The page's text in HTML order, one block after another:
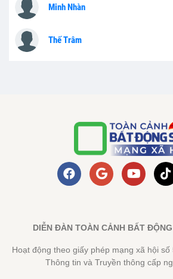
Minh Nhàn
Thế Trâm
DIỄN ĐÀN TOÀN CẢNH BẤT
Hoạt động theo giấy phép mạng xã hội
Thông tin và Truyền thông cấp